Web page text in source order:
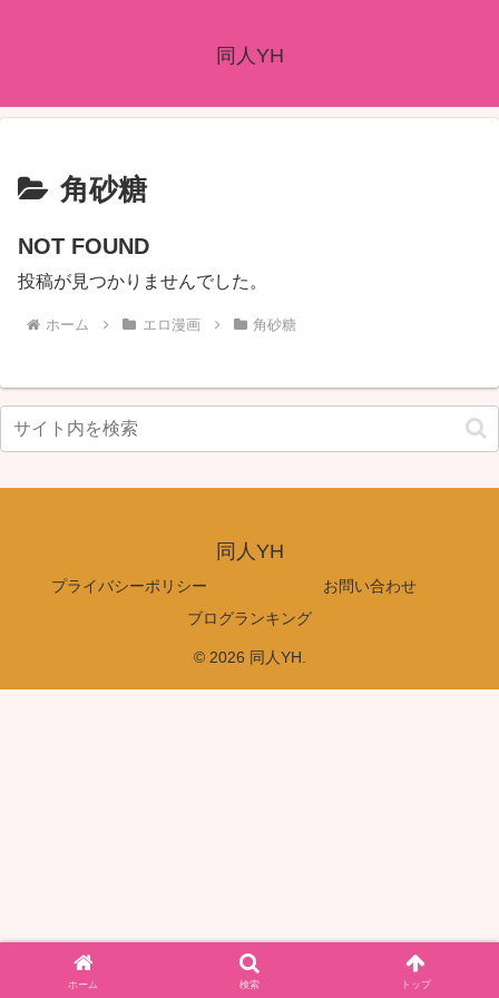
同人YH
角砂糖
NOT FOUND
投稿が見つかりませんでした。
ホーム エロ漫画 角砂糖
同人YH
プライバシーポリシー
お問い合わせ
ブログランキング
© 2026 同人YH.
ホーム 検索 トップ